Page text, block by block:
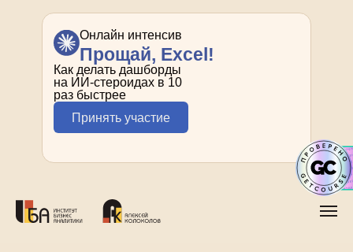
Онлайн интенсив
Прощай, Excel!
Как делать дашборды
на ИИ-стероидах в 10
раз быстрее
Принять участие